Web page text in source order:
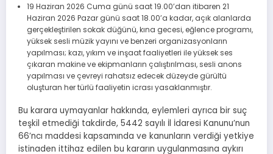
19 Haziran 2026 Cuma günü saat 19.00’dan itibaren 21
Haziran 2026 Pazar günü saat 18.00’a kadar, açık alanlarda
gerçekleştirilen sokak düğünü, kına gecesi, eğlence programı,
yüksek sesli müzik yayını ve benzeri organizasyonların
yapılması; kazı, yıkım ve inşaat faaliyetleri ile yüksek ses
çıkaran makine ve ekipmanların çalıştırılması, sesli anons
yapılması ve çevreyi rahatsız edecek düzeyde gürültü
oluşturan her türlü faaliyetin icrası yasaklanmıştır.
Bu karara uymayanlar hakkında, eylemleri ayrıca bir suç
teşkil etmediği takdirde, 5442 sayılı İl İdaresi Kanunu’nun
66’ncı maddesi kapsamında ve kanunların verdiği yetkiye
istinaden ittihaz edilen bu kararın uygulanmasına aykırı